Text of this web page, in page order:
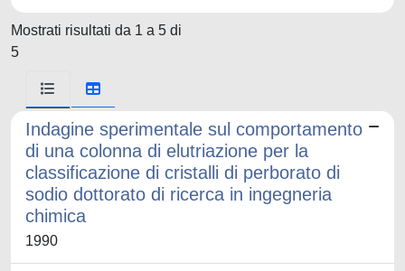
Mostrati risultati da 1 a 5 di
5
Indagine sperimentale sul comportamento
di una colonna di elutriazione per la
classificazione di cristalli di perborato di
sodio dottorato di ricerca in ingegneria
chimica
1990